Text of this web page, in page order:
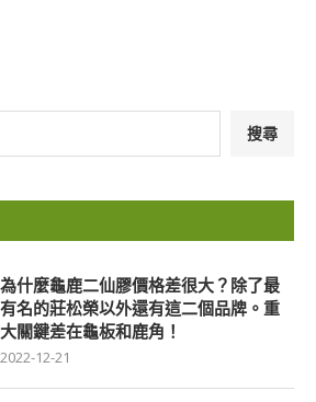
搜尋
為什麼龜鹿二仙膠價格差很大？除了最
有名的莊松榮以外還有這二個品牌。重
大關鍵差在龜板和鹿角！
2022-12-21